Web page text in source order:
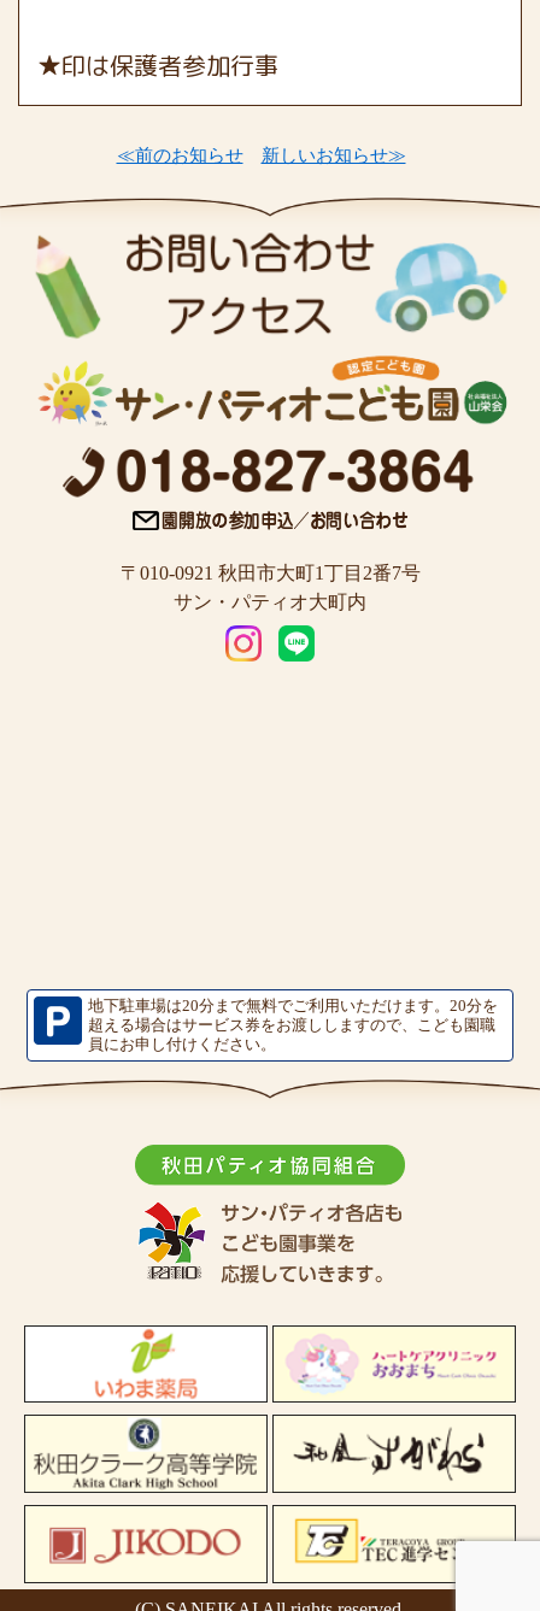
★印は保護者参加行事
≪前のお知らせ 新しいお知らせ≫
〒010-0921 秋田市大町1丁目2番7号
サン・パティオ大町内
地下駐車場は20分まで無料でご利用いただけます。20分を
超える場合はサービス券をお渡ししますので、こども園職
員にお申し付けください。